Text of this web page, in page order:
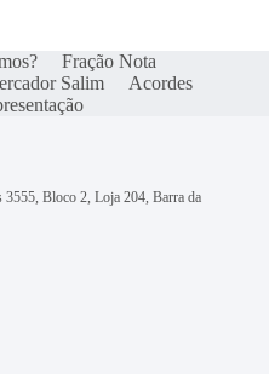
Fração Nota
Salim
Acordes
3555, Bloco 2, Loja 204, Barra da